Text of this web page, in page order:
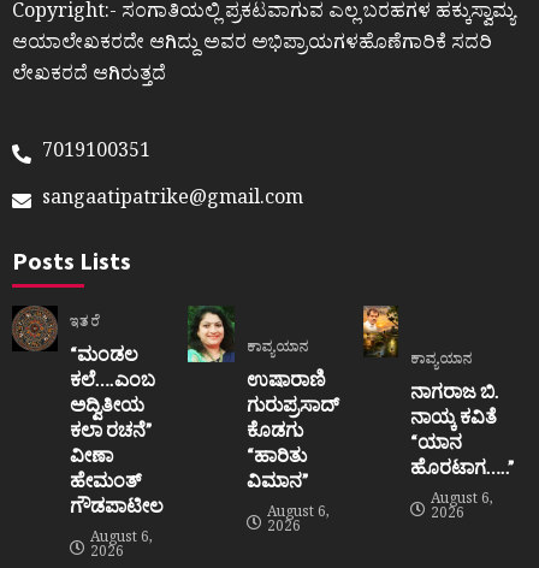
Copyright:- ಸಂಗಾತಿಯಲ್ಲಿ ಪ್ರಕಟವಾಗುವ ಎಲ್ಲ ಬರಹಗಳ ಹಕ್ಕುಸ್ವಾಮ್ಯ
ಆಯಾಲೇಖಕರದೇ ಆಗಿದ್ದು ಅವರ ಅಭಿಪ್ರಾಯಗಳಹೊಣೆಗಾರಿಕೆ ಸದರಿ
ಲೇಖಕರದೆ ಆಗಿರುತ್ತದೆ
7019100351
sangaatipatrike@gmail.com
Posts Lists
ಇತರೆ
“ಮಂಡಲ
ಕಲೆ….ಎಂಬ
ಅದ್ವಿತೀಯ
ಕಲಾ ರಚನೆ”‌
ವೀಣಾ
ಹೇಮಂತ್‌
ಗೌಡಪಾಟೀಲ
August 6,
2026
ಕಾವ್ಯಯಾನ
ಉಷಾರಾಣಿ
ಗುರುಪ್ರಸಾದ್
ಕೊಡಗು
“ಹಾರಿತು
ವಿಮಾನ”
August 6,
2026
ಕಾವ್ಯಯಾನ
ನಾಗರಾಜ ಬಿ.
ನಾಯ್ಕ ಕವಿತೆ
“ಯಾನ
ಹೊರಟಾಗ…..”
August 6,
2026